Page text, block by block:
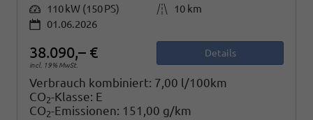
Leistung 110 kW (150 PS) Kilometerstand
10 km
01.06.2026
38.090,– €
incl. 19% MwSt.
Details
Verbrauch kombiniert: 7,00 l/100km
CO2-Klasse: E
CO2-Emissionen: 151,00 g/km